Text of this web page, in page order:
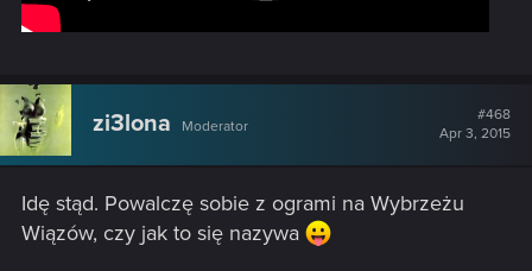
zi3lona Moderator
#468
Apr 3, 2015
Idę stąd. Powalczę sobie z ogrami na Wybrzeżu
Wiązów, czy jak to się nazywa